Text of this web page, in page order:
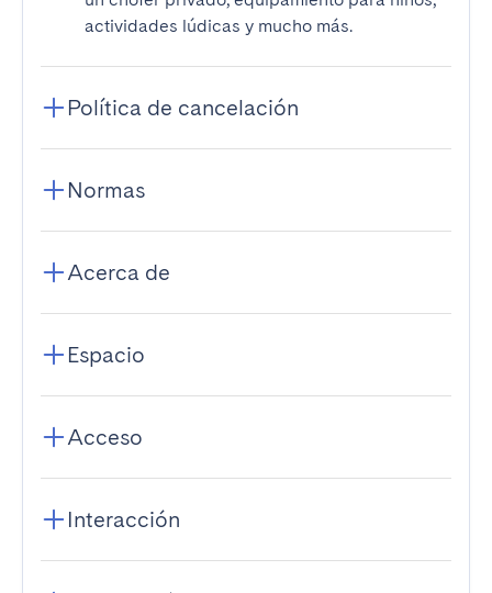
actividades lúdicas y mucho más.
Política de cancelación
Normas
Acerca de
Espacio
Acceso
Interacción